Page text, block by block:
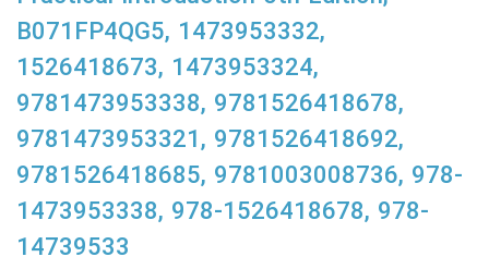
B071FP4QG5, 1473953332,
1526418673, 1473953324,
9781473953338, 9781526418678,
9781473953321, 9781526418692,
9781526418685, 9781003008736, 978-
1473953338, 978-1526418678, 978-
14739533